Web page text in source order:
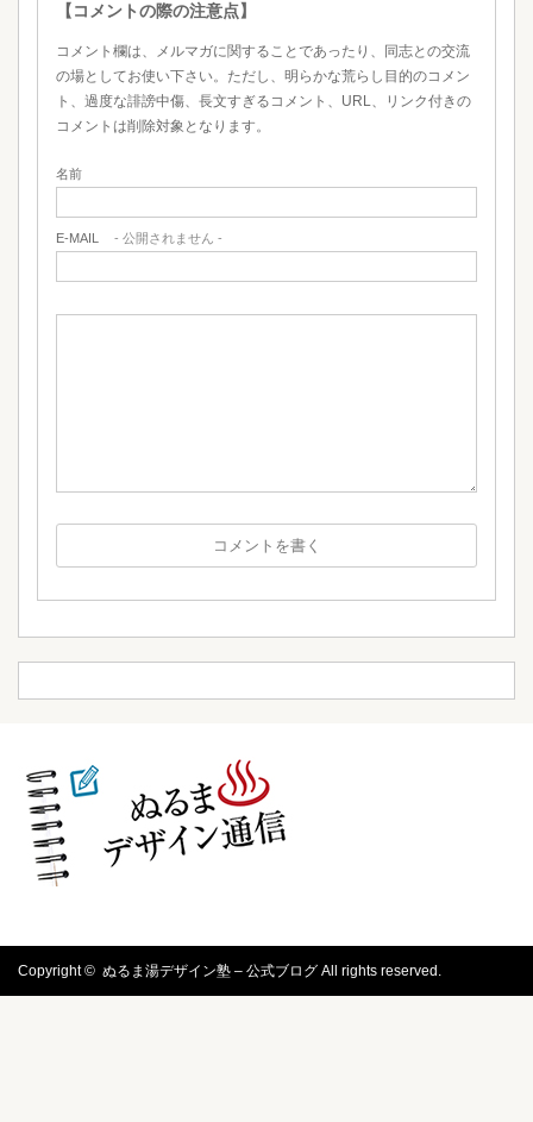
【コメントの際の注意点】
コメント欄は、メルマガに関することであったり、同志との交流
の場としてお使い下さい。ただし、明らかな荒らし目的のコメン
ト、過度な誹謗中傷、長文すぎるコメント、URL、リンク付きの
コメントは削除対象となります。
名前
E-MAIL - 公開されません -
Copyright © ぬるま湯デザイン塾 – 公式ブログ All rights reserved.